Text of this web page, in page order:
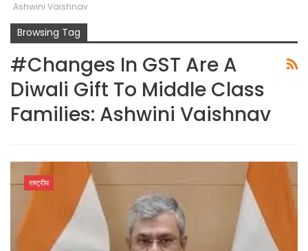
Ashwini Vaishnav
Browsing Tag
#Changes In GST Are A
Diwali Gift To Middle Class
Families: Ashwini Vaishnav
राष्ट्रीय